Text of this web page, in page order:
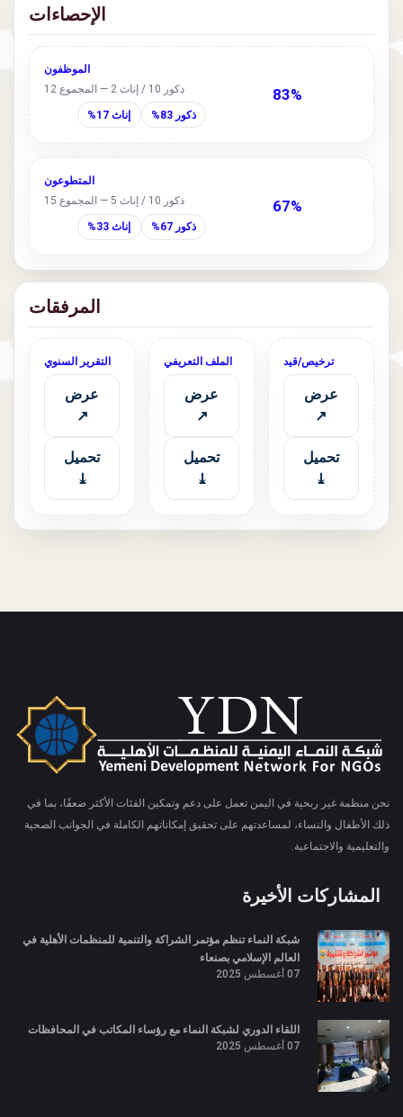
الإحصاءات
83%
الموظفون
ذكور 10 / إناث 2 — المجموع 12
ذكور 83% إناث 17%
67%
المتطوعون
ذكور 10 / إناث 5 — المجموع 15
ذكور 67% إناث 33%
المرفقات
ترخيص/قيد
عرض
↗
تحميل
⤓
الملف التعريفي
عرض
↗
تحميل
⤓
التقرير السنوي
عرض
↗
تحميل
⤓
نحن منظمة غير ربحية في اليمن تعمل على دعم وتمكين الفئات الأكثر ضعفًا، بما في
ذلك الأطفال والنساء، لمساعدتهم على تحقيق إمكاناتهم الكاملة في الجوانب الصحية
والتعليمية والاجتماعية.
المشاركات الأخيرة
شبكة النماء تنظم مؤتمر الشراكة والتنمية للمنظمات الأهلية في
العالم الإسلامي بصنعاء
07 أغسطس 2025
اللقاء الدوري لشبكة النماء مع رؤساء المكاتب في المحافظات
07 أغسطس 2025